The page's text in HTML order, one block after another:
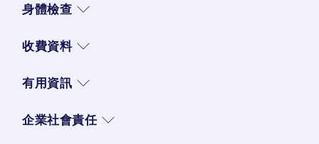
身體檢查
收費資料
有用資訊
企業社會責任